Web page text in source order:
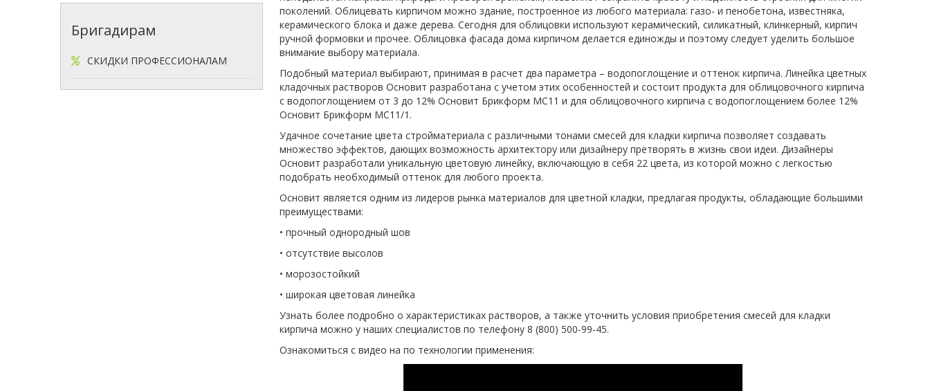
Бригадирам
СКИДКИ ПРОФЕССИОНАЛАМ
поколений. Облицевать кирпичом можно здание, построенное из любого материала: газо- и пенобетона, известняка,
керамического блока и даже дерева. Сегодня для облицовки используют керамический, силикатный, клинкерный, кирпич
ручной формовки и прочее. Облицовка фасада дома кирпичом делается единожды и поэтому следует уделить большое
внимание выбору материала.
Подобный материал выбирают, принимая в расчет два параметра – водопоглощение и оттенок кирпича. Линейка цветных
кладочных растворов Основит разработана с учетом этих особенностей и состоит продукта для облицовочного кирпича
с водопоглощением от 3 до 12% Основит Брикформ МС11 и для облицовочного кирпича с водопоглощением более 12%
Основит Брикформ МС11/1.
Удачное сочетание цвета стройматериала с различными тонами смесей для кладки кирпича позволяет создавать
множество эффектов, дающих возможность архитектору или дизайнеру претворять в жизнь свои идеи. Дизайнеры
Основит разработали уникальную цветовую линейку, включающую в себя 22 цвета, из которой можно с легкостью
подобрать необходимый оттенок для любого проекта.
Основит является одним из лидеров рынка материалов для цветной кладки, предлагая продукты, обладающие большими
преимуществами:
• прочный однородный шов
• отсутствие высолов
• морозостойкий
• широкая цветовая линейка
Узнать более подробно о характеристиках растворов, а также уточнить условия приобретения смесей для кладки
кирпича можно у наших специалистов по телефону 8 (800) 500-99-45.
Ознакомиться с видео на по технологии применения: